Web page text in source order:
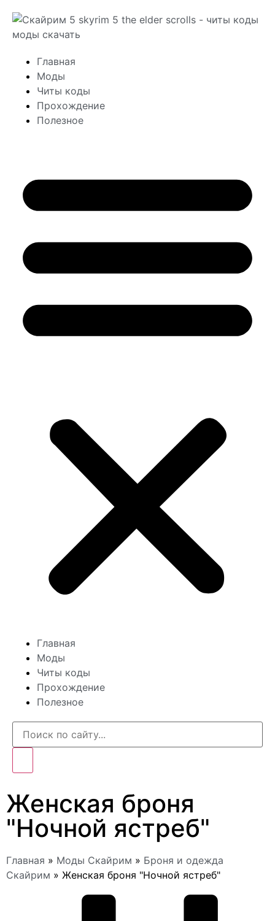
Главная
Моды
Читы коды
Прохождение
Полезное
Главная
Моды
Читы коды
Прохождение
Полезное
Женская броня
"Ночной ястреб"
Главная » Моды Скайрим » Броня и одежда
Скайрим » Женская броня "Ночной ястреб"